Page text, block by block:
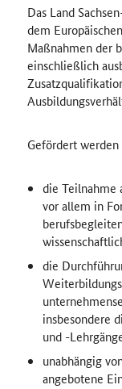
Das Land
dem
Maßnahmen der
einschließlich
Gefördert werden
die Teilnahme
vor allem in
die
insbesondere
und -
unabhängig
angebotene